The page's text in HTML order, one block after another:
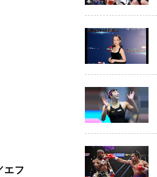
エフ